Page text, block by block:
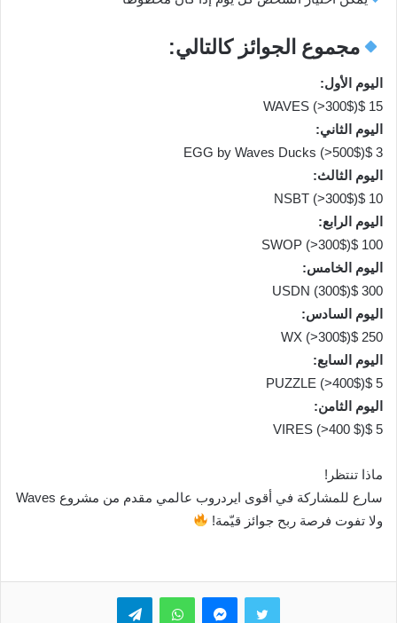
مجموع الجوائز كالتالي:
اليوم الأول:
15 $WAVES (>300$)
اليوم الثاني:
3 $EGG by Waves Ducks (>500$)
اليوم الثالث:
10 $NSBT (>300$)
اليوم الرابع:
100 $SWOP (>300$)
اليوم الخامس:
300 $USDN (300$)
اليوم السادس:
250 $WX (>300$)
اليوم السابع:
5 $PUZZLE (>400$)
اليوم الثامن:
5 $VIRES (>400 $)
ماذا تنتظر!
سارع للمشاركة في أقوى ايردروب عالمي مقدم من مشروع Waves
ولا تفوت فرصة ربح جوائز قيّمة!
تويتر ماسنجرواتساب تيلقرام